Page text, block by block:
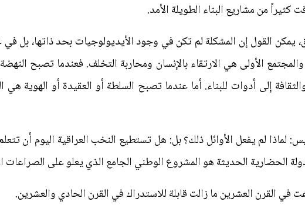
كثيراً من مشاريع البناء الطويلة الأمد.
يمكن القول إن المشكلة لم تكن في وجود الأيديولوجيات بحد ذاتها، بل
الأولى هي الارتقاء بالإنسان ومحاربة التخلف. فعندما تصبح
إلى أدوات للبناء. أما عندما تصبح السلطة أو العقيدة أو الهوية
لماذا لم يفعل الأوائل ذلك؟ بل: هل تستطيع النخب العراقية اليوم أن
الحضارية الحديثة هو المشروع الوطني الجامع الذي يعلو على الصراعات
في القرن العشرين ما زالت قابلة للاستدراك في القرن الحادي والعشرين.